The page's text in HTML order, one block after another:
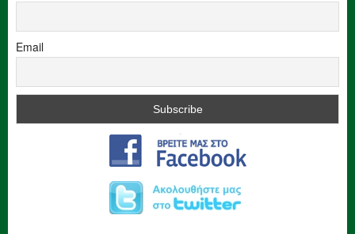
Email